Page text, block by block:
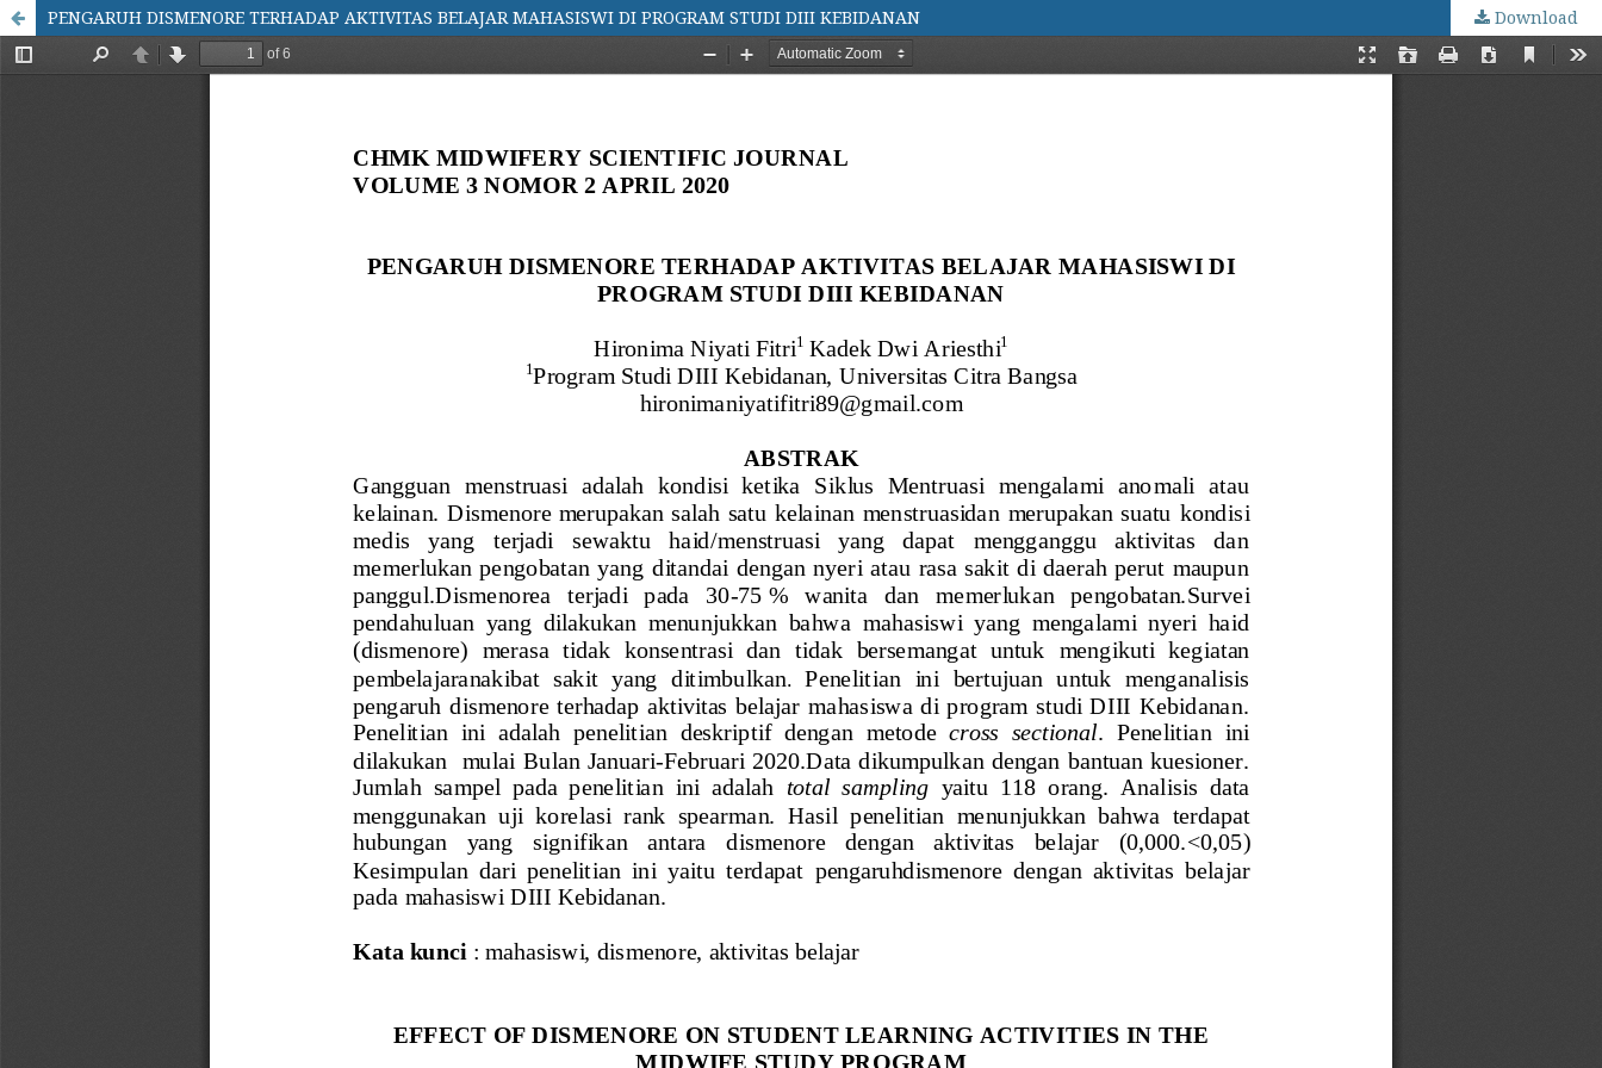
PENGARUH DISMENORE TERHADAP AKTIVITAS BELAJAR MAHASISWI DI PROGRAM STUDI DIII KEBIDANAN Download